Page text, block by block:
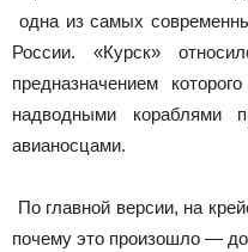
одна из самых
России. «Курск»
предназначением
надводными кораблями
авианосцами.
По главной версии, на
почему это произошло — до